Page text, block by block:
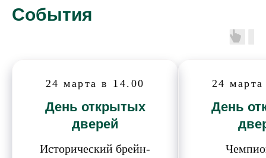
24 марта в 14.00
День открытых
дверей
24
День